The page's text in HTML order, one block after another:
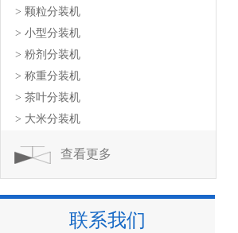
> 颗粒分装机
> 小型分装机
> 粉剂分装机
> 称重分装机
> 茶叶分装机
> 大米分装机
查看更多
联系我们